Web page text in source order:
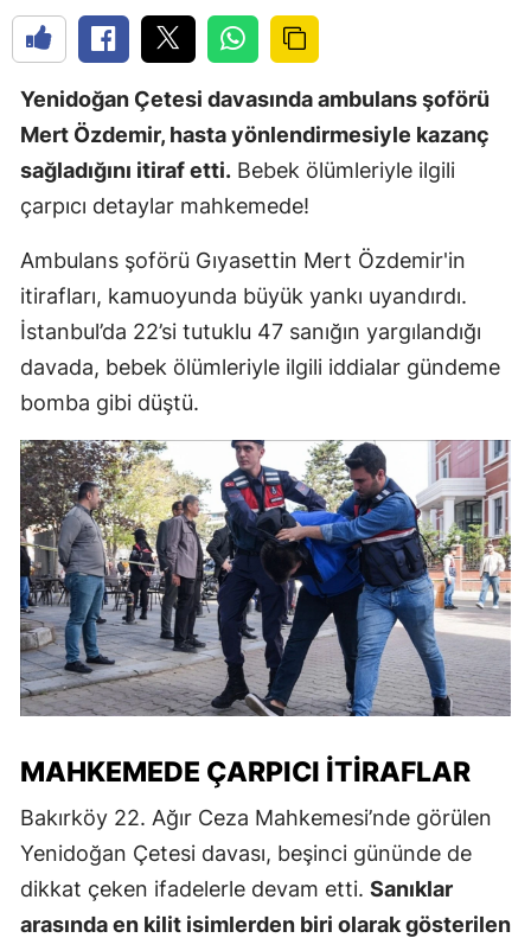
Yenidoğan Çetesi davasında ambulans şoförü
Mert Özdemir, hasta yönlendirmesiyle kazanç
sağladığını itiraf etti. Bebek ölümleriyle ilgili
çarpıcı detaylar mahkemede!
Ambulans şoförü Gıyasettin Mert Özdemir'in
itirafları, kamuoyunda büyük yankı uyandırdı.
İstanbul’da 22’si tutuklu 47 sanığın yargılandığı
davada, bebek ölümleriyle ilgili iddialar gündeme
bomba gibi düştü.
MAHKEMEDE ÇARPICI İTIRAFLAR
Bakırköy 22. Ağır Ceza Mahkemesi’nde görülen
Yenidoğan Çetesi davası, beşinci gününde de
dikkat çeken ifadelerle devam etti. Sanıklar
arasında en kilit isimlerden biri olarak gösterilen